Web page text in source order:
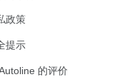
政策
提示
的评价